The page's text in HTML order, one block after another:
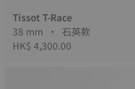
Tissot T-Race
38 mm • 石英款
HK$ 4,300.00